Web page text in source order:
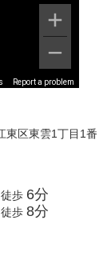
Report a problem
東区東雲1丁目1番
歩 6分
歩 8分